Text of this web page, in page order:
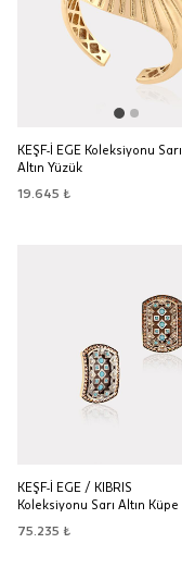
KEŞF-İ EGE Koleksiyonu Sarı
Altın Yüzük
19.645 ₺
KEŞF-İ EGE / KIBRIS
Koleksiyonu Sarı Altın Küpe
75.235 ₺